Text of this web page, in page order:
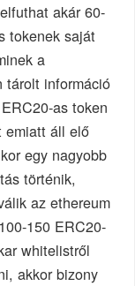
akár 60-
tokenek saját
a
tárolt információ
as token
emiatt áll elő
egy nagyobb
történik,
az ethereum
150 ERC20-
whitelistről
akkor bizony